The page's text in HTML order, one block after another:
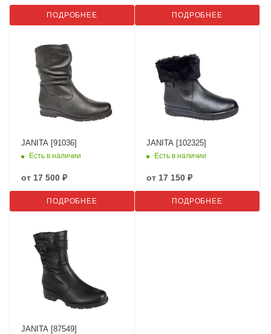
ПОДРОБНЕЕ ПОДРОБНЕЕ
JANITA [91036]
Есть в наличии
от 17 500 ₽
ПОДРОБНЕЕ
JANITA [102325]
Есть в наличии
от 17 150 ₽
ПОДРОБНЕЕ
JANITA [87549]